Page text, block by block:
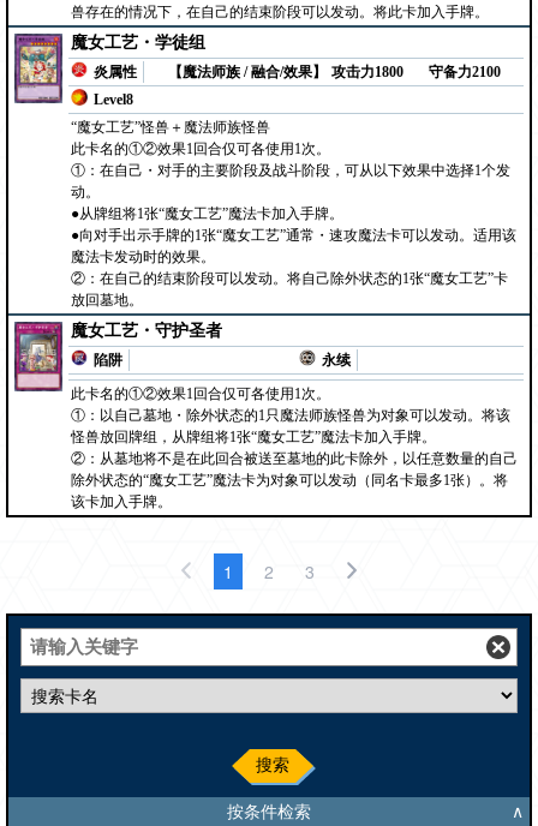
兽存在的情况下，在自己的结束阶段可以发动。将此卡加入手牌。
魔女工艺・学徒组
炎属性
【魔法师族 / 融合/效果】
Level8
攻击力1800 守备力2100
“魔女工艺”怪兽＋魔法师族怪兽
此卡名的①②效果1回合仅可各使用1次。
①：在自己・对手的主要阶段及战斗阶段，可从以下效果中选择1个发
动。
●从牌组将1张“魔女工艺”魔法卡加入手牌。
●向对手出示手牌的1张“魔女工艺”通常・速攻魔法卡可以发动。适用该
魔法卡发动时的效果。
②：在自己的结束阶段可以发动。将自己除外状态的1张“魔女工艺”卡
放回墓地。
魔女工艺・守护圣者
陷阱
永续
此卡名的①②效果1回合仅可各使用1次。
①：以自己墓地・除外状态的1只魔法师族怪兽为对象可以发动。将该
怪兽放回牌组，从牌组将1张“魔女工艺”魔法卡加入手牌。
②：从墓地将不是在此回合被送至墓地的此卡除外，以任意数量的自己
除外状态的“魔女工艺”魔法卡为对象可以发动（同名卡最多1张）。将
该卡加入手牌。
1 2 3
搜索
按条件检索 ∧